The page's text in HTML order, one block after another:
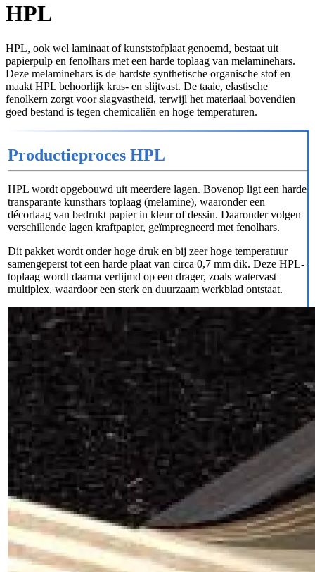
HPL
HPL, ook wel laminaat of kunststofplaat genoemd, bestaat uit
papierpulp en fenolhars met een harde toplaag van melaminehars.
Deze melaminehars is de hardste synthetische organische stof en
maakt HPL behoorlijk kras- en slijtvast. De taaie, elastische
fenolkern zorgt voor slagvastheid, terwijl het materiaal bovendien
goed bestand is tegen chemicaliën en hoge temperaturen.
Productieproces HPL
HPL wordt opgebouwd uit meerdere lagen. Bovenop ligt een harde
transparante kunsthars toplaag (melamine), waaronder een
décorlaag van bedrukt papier in kleur of dessin. Daaronder volgen
verschillende lagen kraftpapier, geïmpregneerd met fenolhars.
Dit pakket wordt onder hoge druk en bij zeer hoge temperatuur
samengeperst tot een harde plaat van circa 0,7 mm dik. Deze HPL-
toplaag wordt daarna verlijmd op een drager, zoals watervast
multiplex, waardoor een sterk en duurzaam werkblad ontstaat.